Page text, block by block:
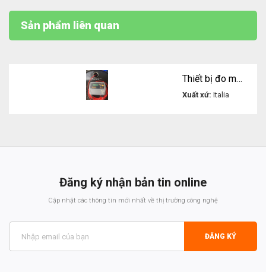
Sản phẩm liên quan
Thiết bị đo mức bồn dầu Piusi Ocio Level
Xuất xứ:Italia
Đăng ký nhận bản tin online
Cập nhật các thông tin mới nhất về thị trường công nghệ
ĐĂNG KÝ